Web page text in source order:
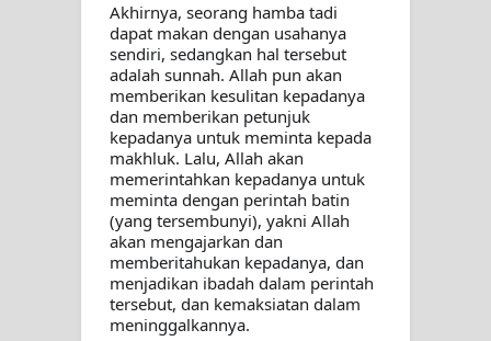
Akhirnya, seorang hamba tadi
dapat makan dengan usahanya
sendiri, sedangkan hal tersebut
adalah sunnah. Allah pun akan
memberikan kesulitan kepadanya
dan memberikan petunjuk
kepadanya untuk meminta kepada
makhluk. Lalu, Allah akan
memerintahkan kepadanya untuk
meminta dengan perintah batin
(yang tersembunyi), yakni Allah
akan mengajarkan dan
memberitahukan kepadanya, dan
menjadikan ibadah dalam perintah
tersebut, dan kemaksiatan dalam
meninggalkannya.